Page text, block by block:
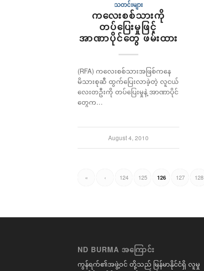
သတင်းများ
ကလေးစစ်သားကို
တပ်ပြေးမှုဖြင့်
အာဏာပိုင်တွေ ဖမ်းထား
(RFA) ကလေးစစ်သားအဖြစ်ကနေ
မိသားစုဆီ ထွက်ပြေးလာခဲ့တဲ့ လူငယ်
လေးတဦးကို တပ်ပြေးမှုနဲ့ အာဏာပိုင်
တွေက…
August 4, 2010
« ‹ 124 125 126 127 128
ND BURMA အကြောင်း
ကွန်ရက်၏အဖွဲ့ဝင် တို့သည် မြန်မာနိုင်ငံရှိ လူမှု